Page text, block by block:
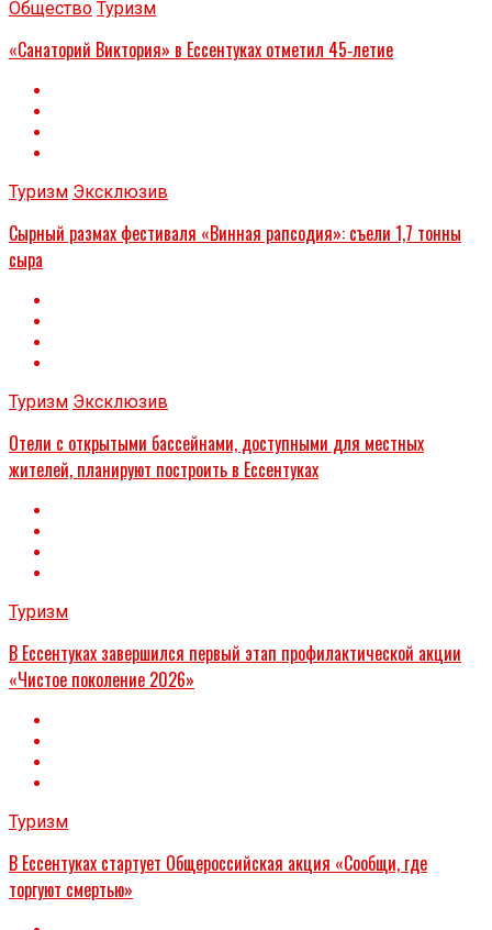
Общество Туризм
«Санаторий Виктория» в Ессентуках отметил 45‑летие
Туризм Эксклюзив
Сырный размах фестиваля «Винная рапсодия»: съели 1,7 тонны
сыра
Туризм Эксклюзив
Отели с открытыми бассейнами, доступными для местных
жителей, планируют построить в Ессентуках
Туризм
В Ессентуках завершился первый этап профилактической акции
«Чистое поколение 2026»
Туризм
В Ессентуках стартует Общероссийская акция «Сообщи, где
торгуют смертью»